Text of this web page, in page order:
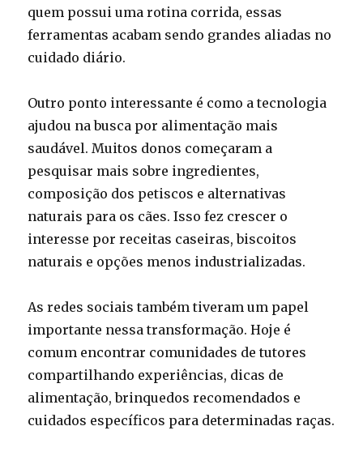
quem possui uma rotina corrida, essas
ferramentas acabam sendo grandes aliadas no
cuidado diário.
Outro ponto interessante é como a tecnologia
ajudou na busca por alimentação mais
saudável. Muitos donos começaram a
pesquisar mais sobre ingredientes,
composição dos petiscos e alternativas
naturais para os cães. Isso fez crescer o
interesse por receitas caseiras, biscoitos
naturais e opções menos industrializadas.
As redes sociais também tiveram um papel
importante nessa transformação. Hoje é
comum encontrar comunidades de tutores
compartilhando experiências, dicas de
alimentação, brinquedos recomendados e
cuidados específicos para determinadas raças.